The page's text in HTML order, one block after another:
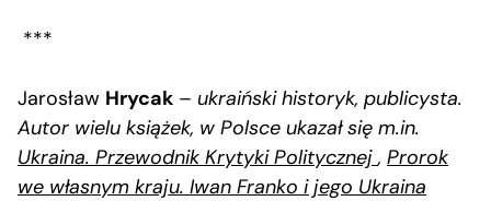
***
Jarosław Hrycak – ukraiński historyk, publicysta.
Autor wielu książek, w Polsce ukazał się m.in.
Ukraina. Przewodnik Krytyki Politycznej , Prorok
we własnym kraju. Iwan Franko i jego Ukraina